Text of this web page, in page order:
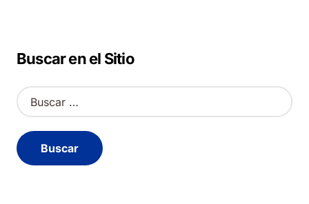
Buscar en el Sitio
B
u
c
a